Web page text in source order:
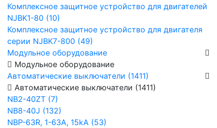
Комплексное защитное устройство для двигателей
NJBK1-80 (10)
Комплексное защитное устройство для двигателя
серии NJBK7-800 (49)
Модульное оборудование
Модульное оборудование
Автоматические выключатели (1411)
Автоматические выключатели (1411)
NB2-40ZT (7)
NB8-40J (132)
NBP-63R, 1-63A, 15kA (53)